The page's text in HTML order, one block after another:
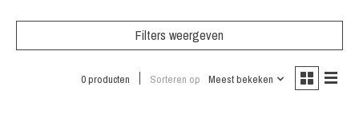
Filters weergeven
0 producten Sorteren op Meest bekeken